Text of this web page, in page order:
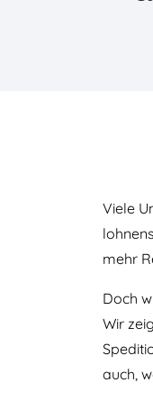
Viele
mehr
Doch
Wir
auch,